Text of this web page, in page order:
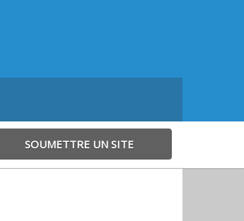
SOUMETTRE UN SITE